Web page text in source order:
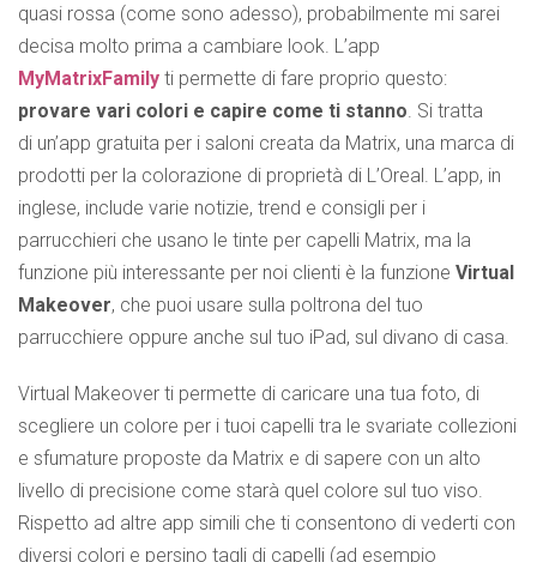
quasi rossa (come sono adesso), probabilmente mi sarei
decisa molto prima a cambiare look. L’app
MyMatrixFamily ti permette di fare proprio questo:
provare vari colori e capire come ti stanno . Si tratta
di un’app gratuita per i saloni creata da Matrix, una marca di
prodotti per la colorazione di proprietà di L’Oreal. L’app, in
inglese, include varie notizie, trend e consigli per i
parrucchieri che usano le tinte per capelli Matrix, ma la
funzione più interessante per noi clienti è la funzione Virtual
Makeover, che puoi usare sulla poltrona del tuo
parrucchiere oppure anche sul tuo iPad, sul divano di casa.
Virtual Makeover ti permette di caricare una tua foto, di
scegliere un colore per i tuoi capelli tra le svariate collezioni
e sfumature proposte da Matrix e di sapere con un alto
livello di precisione come starà quel colore sul tuo viso.
Rispetto ad altre app simili che ti consentono di vederti con
diversi colori e persino tagli di capelli (ad esempio